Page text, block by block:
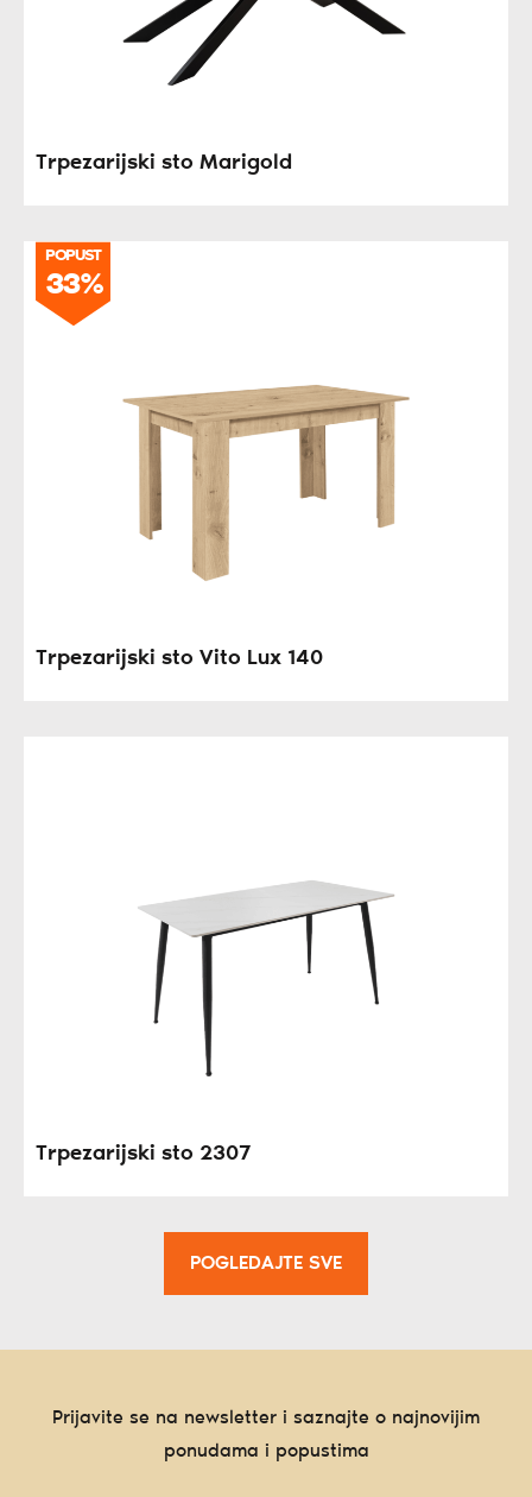
Trpezarijski sto Marigold
POPUST
33%
Trpezarijski sto Vito Lux 140
Trpezarijski sto 2307
POGLEDAJTE SVE
Prijavite se na newsletter i saznajte o najnovijim
ponudama i popustima